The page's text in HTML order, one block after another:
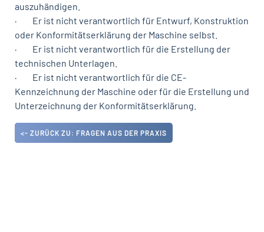
auszuhändigen.
· Er ist nicht verantwortlich für Entwurf, Konstruktion
oder Konformitätserklärung der Maschine selbst.
· Er ist nicht verantwortlich für die Erstellung der
technischen Unterlagen.
· Er ist nicht verantwortlich für die CE-
Kennzeichnung der Maschine oder für die Erstellung und
Unterzeichnung der Konformitätserklärung.
<- ZURÜCK ZU: FRAGEN AUS DER PRAXIS